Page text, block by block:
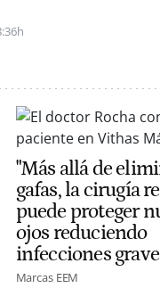
"Más allá de
gafas, la cirugía
puede proteger
ojos reduciendo
infecciones
Marcas EEM